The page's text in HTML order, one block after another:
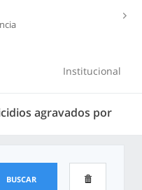
Institucional
agravados por
BUSCAR